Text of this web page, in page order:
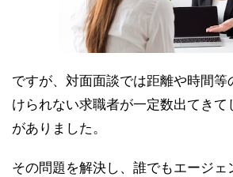
ですが、対面面談では距離や時間等
けられない求職者が一定数出てきて
がありました。
その問題を解決し、誰でもエージェ